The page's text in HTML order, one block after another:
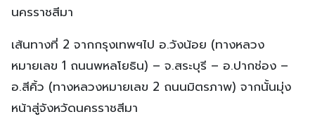
นครราชสีมา
เส้นทางที่ 2 จากกรุงเทพฯไป อ.วังน้อย (ทางหลวง
หมายเลข 1 ถนนพหลโยธิน) – จ.สระบุรี – อ.ปากช่อง –
อ.สีคิ้ว (ทางหลวงหมายเลข 2 ถนนมิตรภาพ) จากนั้นมุ่ง
หน้าสู่จังหวัดนครราชสีมา